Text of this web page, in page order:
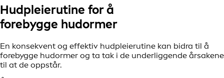
Hudpleierutine for å
forebygge hudormer
En konsekvent og effektiv hudpleierutine kan bidra til å
forebygge hudormer og ta tak i de underliggende årsakene
til at de oppstår.